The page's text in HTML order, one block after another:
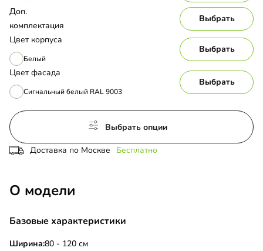
Цвет корпуса
Белый
Выбрать
Цвет фасада
Сигнальный белый RAL 9003
Выбрать
Доп.
комплектация
Выбрать
Выбрать опции
Доставка по Москве Бесплатно
О модели
Базовые характеристики
Ширина:80 - 120 см